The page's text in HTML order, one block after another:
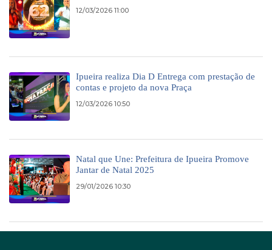
12/03/2026 11:00
Ipueira realiza Dia D Entrega com prestação de
contas e projeto da nova Praça
12/03/2026 10:50
Natal que Une: Prefeitura de Ipueira Promove
Jantar de Natal 2025
29/01/2026 10:30